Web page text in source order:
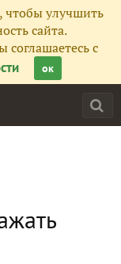
чтобы улучшить
сайта.
соглашаетесь с
ок